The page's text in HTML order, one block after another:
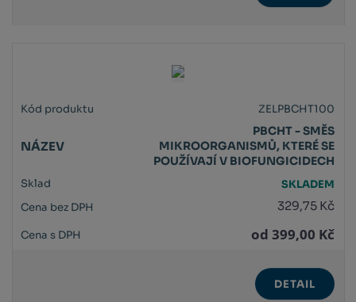
ZELPBCHT100
PBCHT - SMĚS
MIKROORGANISMŮ, KTERÉ SE
POUŽÍVAJÍ V BIOFUNGICIDECH
SKLADEM
329,75 Kč
od399,00 Kč
DETAIL